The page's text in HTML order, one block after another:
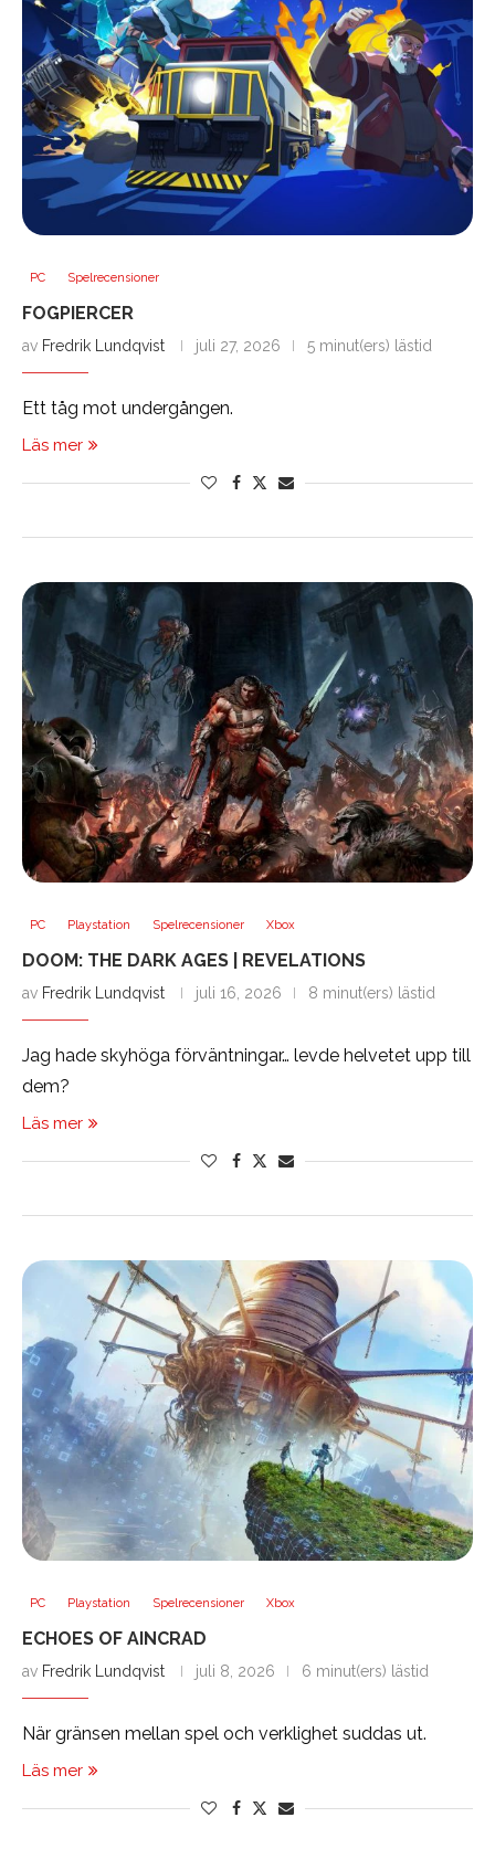
PC Spelrecensioner
FOGPIERCER
av Fredrik Lundqvist juli 27, 2026 5 minut(ers) lästid
Ett tåg mot undergången.
Läs mer
PC Playstation Spelrecensioner Xbox
DOOM: THE DARK AGES | REVELATIONS
av Fredrik Lundqvist juli 16, 2026 8 minut(ers) lästid
Jag hade skyhöga förväntningar… levde helvetet upp till
dem?
Läs mer
PC Playstation Spelrecensioner Xbox
ECHOES OF AINCRAD
av Fredrik Lundqvist juli 8, 2026 6 minut(ers) lästid
När gränsen mellan spel och verklighet suddas ut.
Läs mer